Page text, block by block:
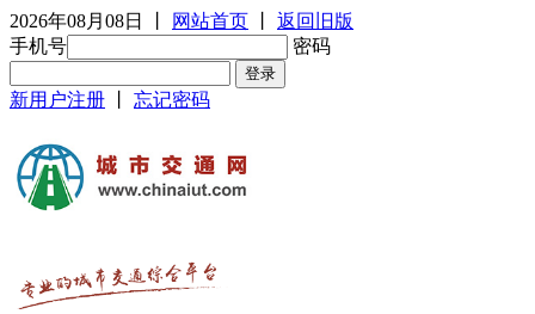
2026年08月08日 网站首页
返回旧版
手机号
密码
新用户注册 忘记密码